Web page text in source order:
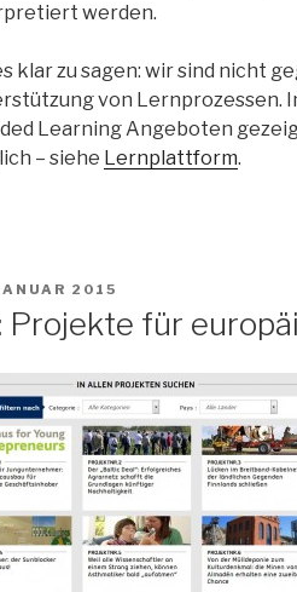
werden.
klar zu sagen: wir sind nicht
von Lernprozessen.
Learning Angeboten
– siehe Lernplattform.
2015
Projekte für